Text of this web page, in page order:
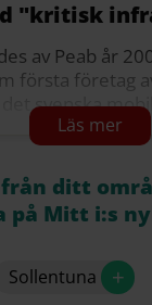
"kritisk
av Peab år
första företag
det svenska
infrastruktur
kraft,
avlopp.
ditt
på Mitt i:s
Sollentuna +